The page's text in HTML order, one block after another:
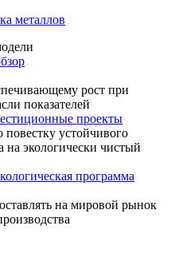
металлов
рост при
показателей
проекты
устойчивого
на экологически чистый
программа
на мировой рынок